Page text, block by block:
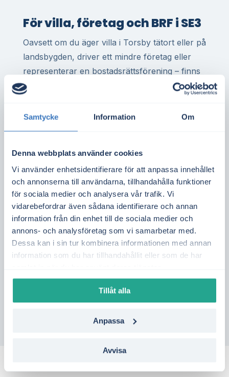
Samtycke Information Om
Denna webbplats använder cookies
Vi använder enhetsidentifierare för att anpassa innehållet
och annonserna till användarna, tillhandahålla funktioner
för sociala medier och analysera vår trafik. Vi
vidarebefordrar även sådana identifierare och annan
information från din enhet till de sociala medier och
annons- och analysföretag som vi samarbetar med.
Dessa kan i sin tur kombinera informationen med annan
information som du har tillhandahållit eller som de har
Tillåt alla
Anpassa
Avvisa
För villa, företag och BRF i SE3
Oavsett om du äger villa i Torsby tätort eller på
landsbygden, driver ett mindre företag eller
representerar en bostadsrättsförening – finns
det stor potential att minska elkostnaderna
vanligt med tak som lämpar sig väl för
solceller, både för privatpersoner och
Solceller i elområde SE3 innebär att varje
kilowattimme du producerar ofta är mer värd –
jämfört med södra Sverige där elpriset ofta är
lägre. Det ger bättre kalkyler och kortare
återbetalningstid.
Vill du ta reda på om ditt tak är lämpligt för
solceller?Gör en kostnadsfri offertförfrågan